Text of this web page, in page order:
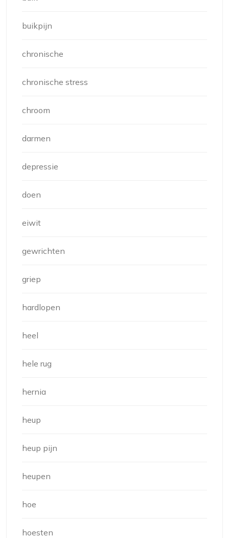
buikpijn
chronische
chronische stress
chroom
darmen
depressie
doen
eiwit
gewrichten
griep
hardlopen
heel
hele rug
hernia
heup
heup pijn
heupen
hoe
hoesten